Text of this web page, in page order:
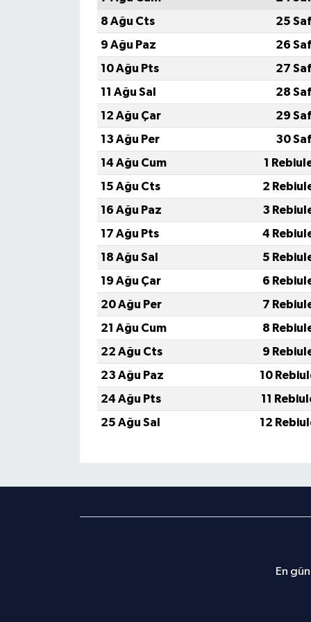
8 Ağu Cts
25
9 Ağu Paz
26
10 Ağu Pts
27
11 Ağu Sal
28
12 Ağu Çar
29
13 Ağu Per
30
14 Ağu Cum
1
15 Ağu Cts
2
16 Ağu Paz
3
17 Ağu Pts
4
18 Ağu Sal
5
19 Ağu Çar
6
20 Ağu Per
7
21 Ağu Cum
8
22 Ağu Cts
9
23 Ağu Paz
10
24 Ağu Pts
11
25 Ağu Sal
12
En
Motor Sporları
Diğer Spor Dalları
Futbolcular